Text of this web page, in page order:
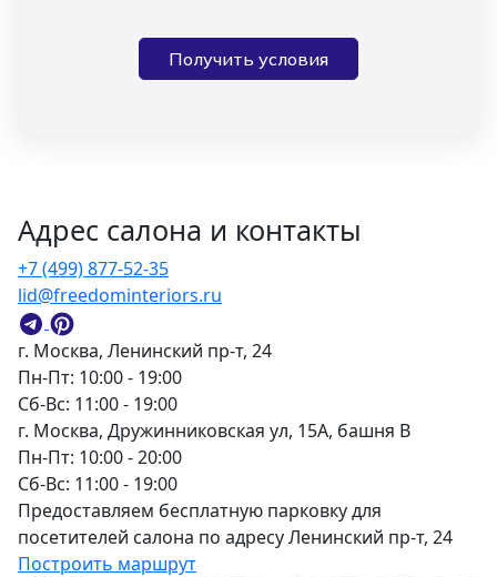
Получить условия
Адрес салона и контакты
г. Москва, Ленинский пр-т, 24
Пн-Пт: 10:00 - 19:00
Сб-Вс: 11:00 - 19:00
г. Москва, Дружинниковская ул, 15А, башня В
Пн-Пт: 10:00 - 20:00
Сб-Вс: 11:00 - 19:00
Предоставляем бесплатную парковку для
посетителей салона по адресу Ленинский пр-т, 24
Построить маршрут
+7 (499) 877-52-35
lid@freedominteriors.ru